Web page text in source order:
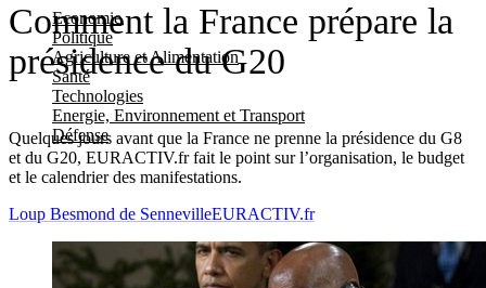
Economie
Politique
Agriculture et Alimentation
Santé
Technologies
Energie, Environnement et Transport
Défense
Comment la France prépare la
présidence du G20
Quelques jours avant que la France ne prenne la présidence du G8
et du G20, EURACTIV.fr fait le point sur l’organisation, le budget
et le calendrier des manifestations.
Loup Besmond de SennevilleEURACTIV.fr